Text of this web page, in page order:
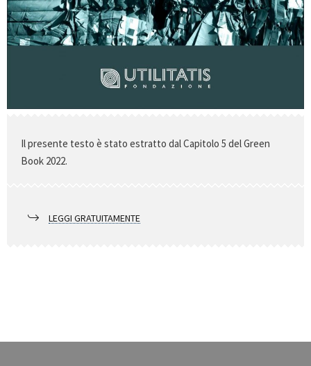
Il presente testo è stato estratto dal Capitolo 5 del Green
Book 2022.
LEGGI GRATUITAMENTE